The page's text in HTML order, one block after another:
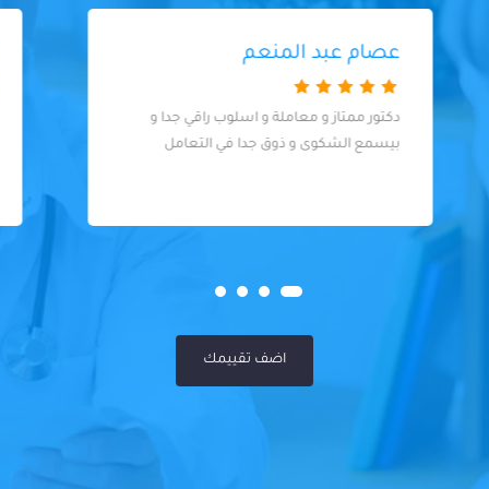
mahmod hemdan
دكتور كويس وعيادة نظيفة
اضف تقييمك